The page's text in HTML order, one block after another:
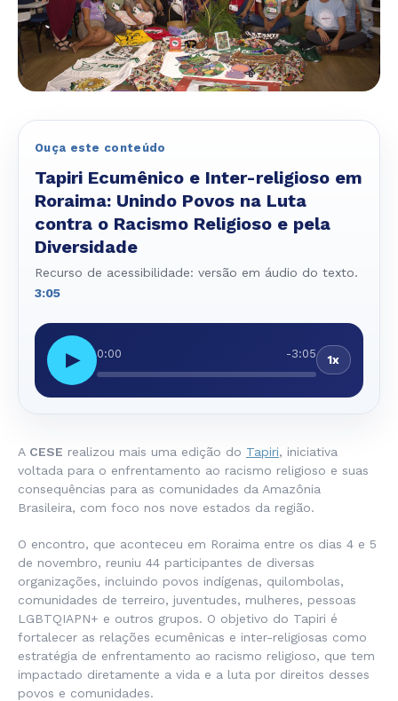
Ouça este conteúdo
Tapiri Ecumênico e Inter-religioso em
Roraima: Unindo Povos na Luta
contra o Racismo Religioso e pela
Diversidade
Recurso de acessibilidade: versão em áudio do texto.
3:05
▶ 0:00 -3:05 1x
A CESE realizou mais uma edição do Tapiri, iniciativa
voltada para o enfrentamento ao racismo religioso e suas
consequências para as comunidades da Amazônia
Brasileira, com foco nos nove estados da região.
O encontro, que aconteceu em Roraima entre os dias 4 e 5
de novembro, reuniu 44 participantes de diversas
organizações, incluindo povos indígenas, quilombolas,
comunidades de terreiro, juventudes, mulheres, pessoas
LGBTQIAPN+ e outros grupos. O objetivo do Tapiri é
fortalecer as relações ecumênicas e inter-religiosas como
estratégia de enfrentamento ao racismo religioso, que tem
impactado diretamente a vida e a luta por direitos desses
povos e comunidades.